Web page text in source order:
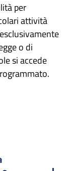
per
attività
o di
si accede